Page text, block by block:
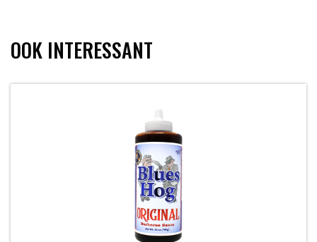
OOK INTERESSANT